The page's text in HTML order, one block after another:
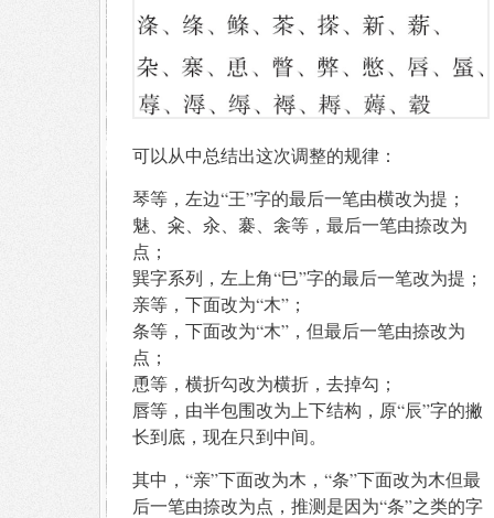
可以从中总结出这次调整的规律：
琴等，左边“王”字的最后一笔由横改为提；
魅、籴、汆、褰、衾等，最后一笔由捺改为
点；
巽字系列，左上角“巳”字的最后一笔改为提；
亲等，下面改为“木”；
条等，下面改为“木”，但最后一笔由捺改为
点；
恿等，横折勾改为横折，去掉勾；
唇等，由半包围改为上下结构，原“辰”字的撇
长到底，现在只到中间。
其中，“亲”下面改为木，“条”下面改为木但最
后一笔由捺改为点，推测是因为“条”之类的字